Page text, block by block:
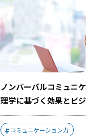
ノンバーバルコミュニ
理学に基づく効果とビ
コミュニケーション力